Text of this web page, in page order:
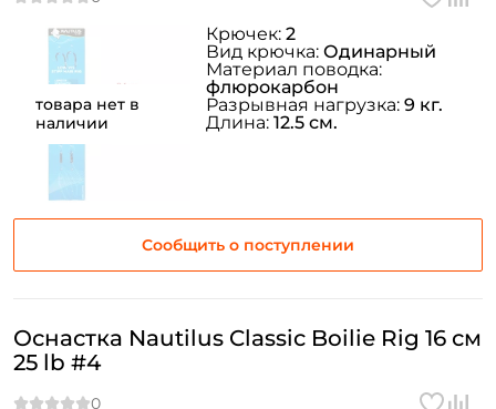
товара нет в
наличии
Сообщить о поступлении
Крючек: 2
Вид крючка: Одинарный
Материал поводка:
флюрокарбон
Разрывная нагрузка: 9 кг.
Длина: 12.5 см.
Оснастка Nautilus Classic Boilie Rig 16 см
25 lb #4